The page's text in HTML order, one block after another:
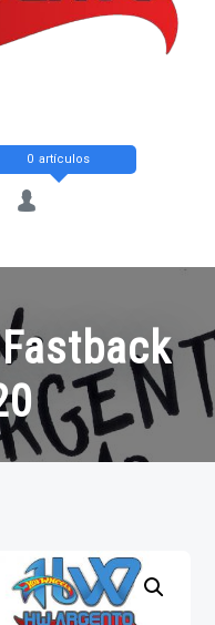
0 artículos